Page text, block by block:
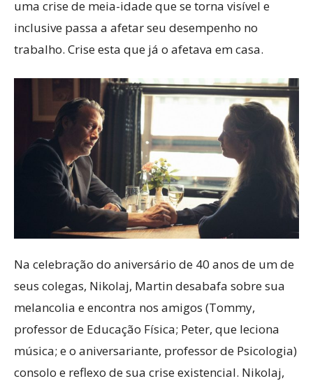
uma crise de meia-idade que se torna visível e
inclusive passa a afetar seu desempenho no
trabalho. Crise esta que já o afetava em casa.
Na celebração do aniversário de 40 anos de um de
seus colegas, Nikolaj, Martin desabafa sobre sua
melancolia e encontra nos amigos (Tommy,
professor de Educação Física; Peter, que leciona
música; e o aniversariante, professor de Psicologia)
consolo e reflexo de sua crise existencial. Nikolaj,